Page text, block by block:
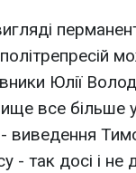
Юлії
все більше
виведення
- так досі і не